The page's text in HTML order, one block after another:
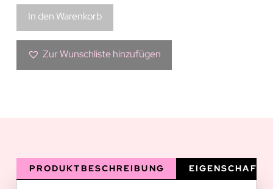
|
Baby
Blue
Green
Menge
In den Warenkorb
Zur Wunschliste hinzufügen
PRODUKTBESCHREIBUNG